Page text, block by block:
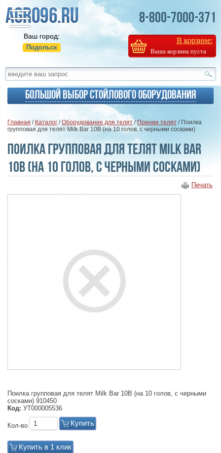
Ваш город:
Подольск
8-800-7000-371
В корзине:
Ваша корзина пуста
Большой выбор стойлового оборудования
Главная / Каталог /Оборудование для телят/Поение телят / Поилка
групповая для телят Milk Bar 10В (на 10 голов, с черными сосками)
Поилка групповая для телят Milk Bar
10В (на 10 голов, с черными сосками)
Печать
Поилка групповая для телят Milk Bar 10В (на 10 голов, с черными
сосками) 910450
Код: УТ000005536
Кол-во Купить
Купить в 1 клик